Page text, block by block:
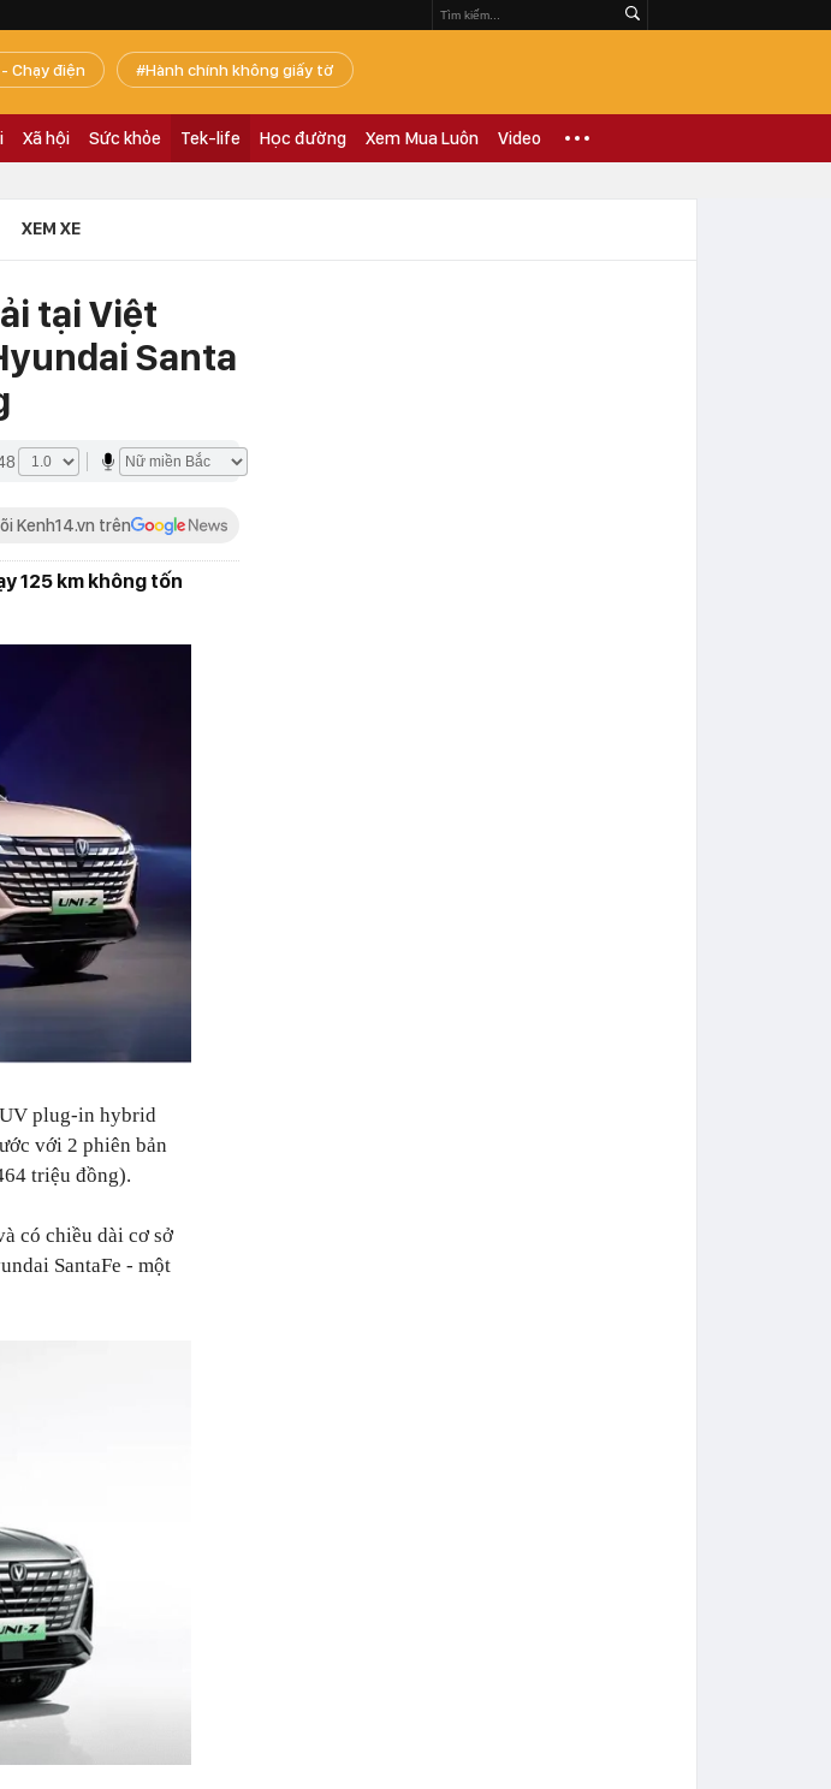
Chạy điện Hành chính không giấy tờ
Xã hội Sức khỏe Tek-life Học đường Xem Mua Luôn Video
XEM XE
tại Việt
Santa
Kenh14.vn trên
125 km không tốn
plug-in hybrid
với 2 phiên bản
triệu đồng).
có chiều dài cơ sở
SantaFe - một